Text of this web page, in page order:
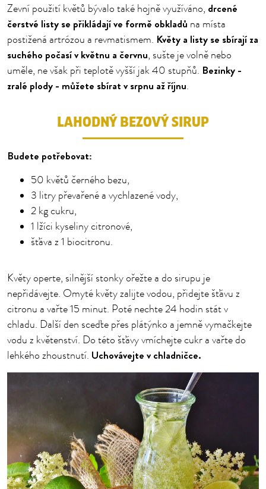
Zevní použití květů bývalo také hojně využíváno, drcené
čerstvé listy se přikládají ve formě obkladů na místa
postižená artrózou a revmatismem. Květy a listy se sbírají za
suchého počasí v květnu a červnu, sušte je volně nebo
uměle, ne však při teplotě vyšší jak 40 stupňů. Bezinky -
zralé plody - můžete sbírat v srpnu až říjnu.
LAHODNÝ BEZOVÝ SIRUP
Budete potřebovat:
50 květů černého bezu,
3 litry převařené a vychlazené vody,
2 kg cukru,
1 lžíci kyseliny citronové,
šťáva z 1 biocitronu.
Květy operte, silnější stonky ořežte a do sirupu je
nepřidávejte. Omyté květy zalijte vodou, přidejte šťávu z
citronu a vařte 15 minut. Poté nechte 24 hodin stát v
chladu. Další den sceďte přes plátýnko a jemně vymačkejte
vodu z květenství. Do této šťávy vmíchejte cukr a vařte do
lehkého zhoustnutí. Uchovávejte v chladničce.